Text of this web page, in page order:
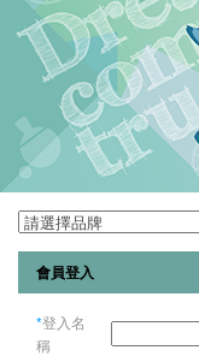
會員登入
*登入名
稱